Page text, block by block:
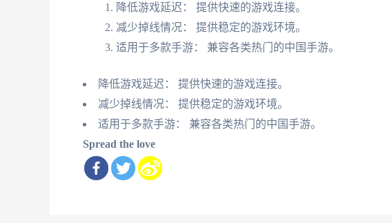
降低游戏延迟： 提供快速的游戏连接。
减少掉线情况： 提供稳定的游戏环境。
适用于多款手游： 兼容各类热门的中国手游。
降低游戏延迟： 提供快速的游戏连接。
减少掉线情况： 提供稳定的游戏环境。
适用于多款手游： 兼容各类热门的中国手游。
Spread the love